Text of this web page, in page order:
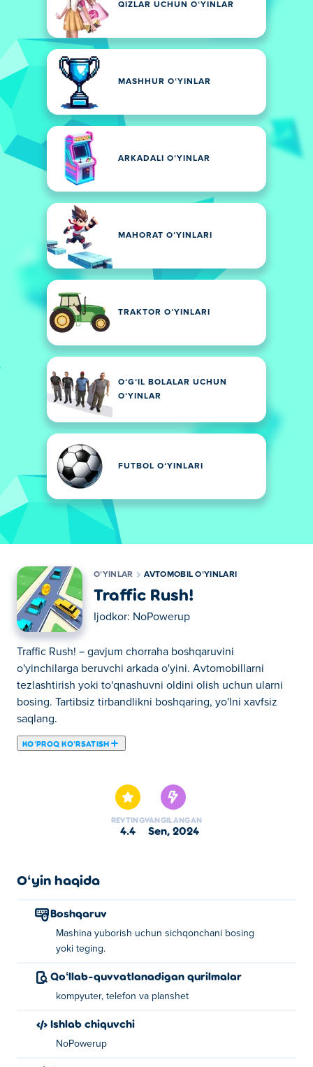
QIZLAR UCHUN OʻYINLAR
MASHHUR OʻYINLAR
ARKADALI OʻYINLAR
MAHORAT OʻYINLARI
TRAKTOR OʻYINLARI
OʻGʻIL BOLALAR UCHUN
OʻYINLAR
FUTBOL OʻYINLARI
OʻYINLAR AVTOMOBIL OʻYINLARI
Traffic Rush!
Ijodkor: NoPowerup
Traffic Rush! – gavjum chorraha boshqaruvini
o'yinchilarga beruvchi arkada o'yini. Avtomobillarni
tezlashtirish yoki to'qnashuvni oldini olish uchun ularni
bosing. Tartibsiz tirbandlikni boshqaring, yo'lni xavfsiz
saqlang.
KOʻPROQ KOʻRSATISH
REYTING
4.4
YANGILANGAN
sen, 2024
Oʻyin haqida
Boshqaruv
Mashina yuborish uchun sichqonchani bosing
yoki teging.
Qoʻllab-quvvatlanadigan qurilmalar
kompyuter, telefon va planshet
Ishlab chiquvchi
NoPowerup